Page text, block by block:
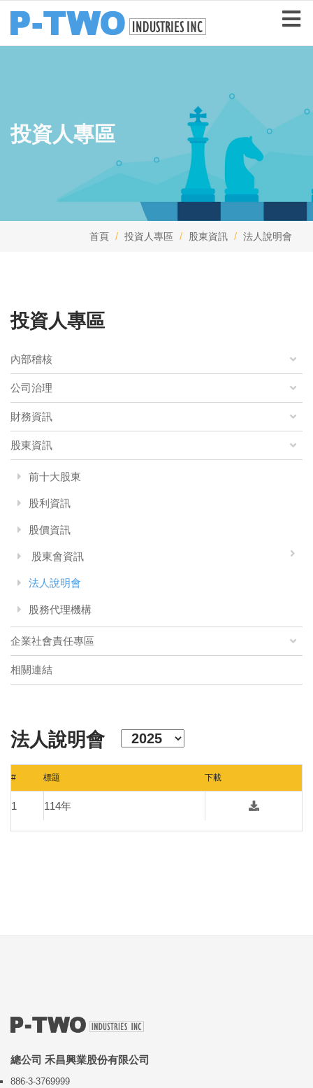
投資人專區
首頁 投資人專區 股東資訊 法人說明會
投資人專區
內部稽核
公司治理
財務資訊
股東資訊
前十大股東
股利資訊
股價資訊
股東會資訊
法人說明會
股務代理機構
企業社會責任專區
相關連結
法人說明會
# 標題 下載
1 114年
總公司 禾昌興業股份有限公司
886-3-3769999